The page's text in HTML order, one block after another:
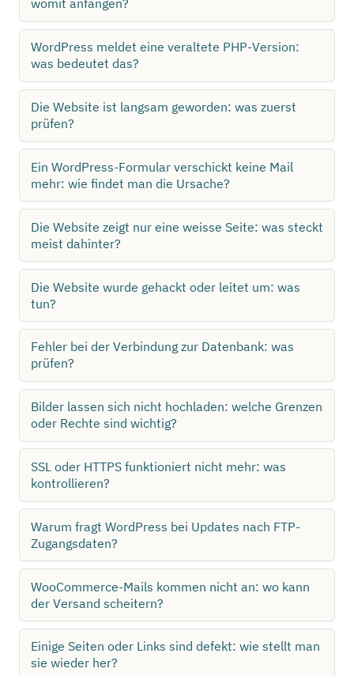
womit anfangen?
WordPress meldet eine veraltete PHP-Version:
was bedeutet das?
Die Website ist langsam geworden: was zuerst
prüfen?
Ein WordPress-Formular verschickt keine Mail
mehr: wie findet man die Ursache?
Die Website zeigt nur eine weisse Seite: was steckt
meist dahinter?
Die Website wurde gehackt oder leitet um: was
tun?
Fehler bei der Verbindung zur Datenbank: was
prüfen?
Bilder lassen sich nicht hochladen: welche Grenzen
oder Rechte sind wichtig?
SSL oder HTTPS funktioniert nicht mehr: was
kontrollieren?
Warum fragt WordPress bei Updates nach FTP-
Zugangsdaten?
WooCommerce-Mails kommen nicht an: wo kann
der Versand scheitern?
Einige Seiten oder Links sind defekt: wie stellt man
sie wieder her?